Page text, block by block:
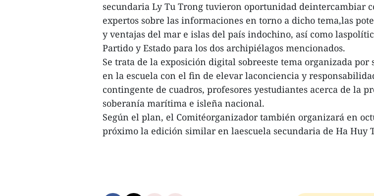
secundaria Ly Tu Trong tuvieron oportunidad deintercambiar
expertos sobre las informaciones en torno a dicho tema,las
y ventajas del mar e islas del país indochino, así como
Partido y Estado para los dos archipiélagos mencionados.
Se trata de la exposición digital sobreeste tema organizada por
en la escuela con el fin de elevar laconciencia y
contingente de cuadros, profesores yestudiantes acerca de la
soberanía marítima e isleña nacional.
Según el plan, el Comitéorganizador también organizará en
próximo la edición similar en laescuela secundaria de Ha Huy